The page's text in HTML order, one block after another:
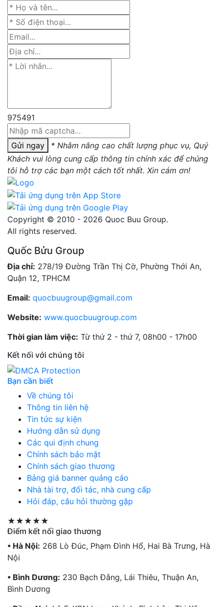
975491
Gửi ngay
* Nhằm nâng cao chất lượng phục vụ, Quý
Khách vui lòng cung cấp thông tin chính xác để chúng
tôi hỗ trợ các bạn một cách tốt nhất. Xin cám ơn!
Copyright © 2010 - 2026 Quoc Buu Group.
All rights reserved.
Quốc Bửu Group
Địa chỉ: 278/19 Đường Trần Thị Cờ, Phường Thới An,
Quận 12, TPHCM
Email: quocbuugroup@gmail.com
Website: www.quocbuugroup.com
Thời gian làm việc: Từ thứ 2 - thứ 7, 08h00 - 17h00
Kết nối với chúng tôi
Bạn cần biết
Về chúng tôi
Thông tin liên hệ
Tin tức sự kiện
Hướng dẫn sử dụng
Các qui định chung
Chính sách bảo mật
Chính sách giao thương
Bảng giá banner quảng cáo
Nhà tài trợ, đối tác, nhà cung cấp
Hỏi đáp, câu hỏi thường gặp
★★★★★
Điểm kết nối giao thương
• Hà Nội: 268 Lò Đúc, Phạm Đình Hổ, Hai Bà Trưng, Hà
Nội
• Bình Dương: 230 Bạch Đằng, Lái Thiêu, Thuận An,
Bình Dương